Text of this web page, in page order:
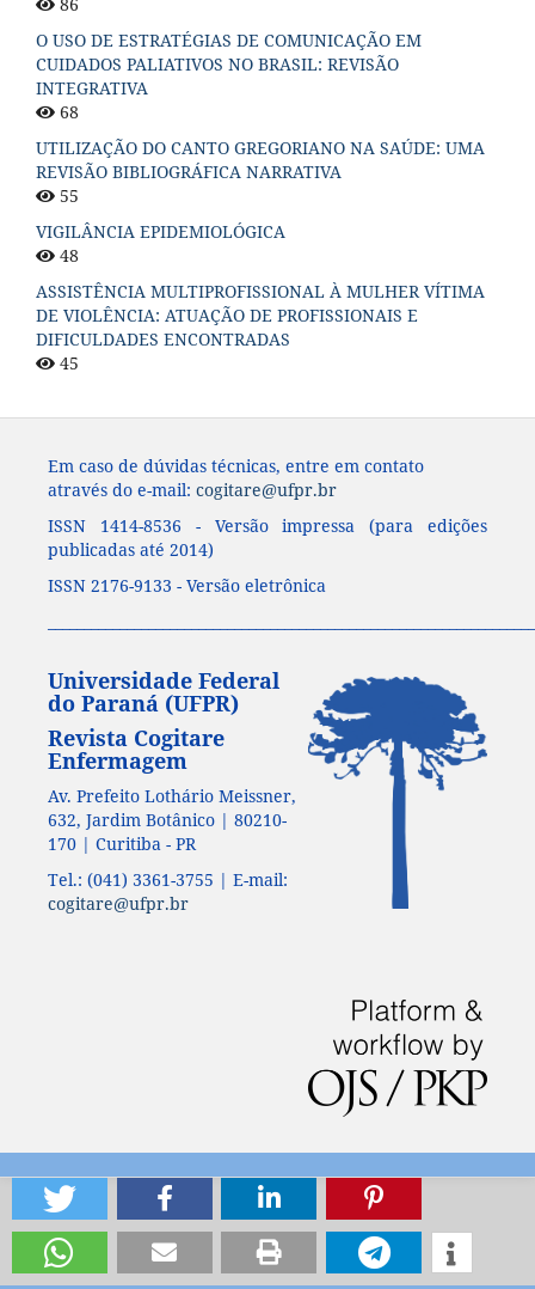
O USO DE ESTRATÉGIAS DE COMUNICAÇÃO EM
CUIDADOS PALIATIVOS NO BRASIL: REVISÃO
INTEGRATIVA
68
UTILIZAÇÃO DO CANTO GREGORIANO NA SAÚDE: UMA
REVISÃO BIBLIOGRÁFICA NARRATIVA
55
VIGILÂNCIA EPIDEMIOLÓGICA
48
ASSISTÊNCIA MULTIPROFISSIONAL À MULHER VÍTIMA
DE VIOLÊNCIA: ATUAÇÃO DE PROFISSIONAIS E
DIFICULDADES ENCONTRADAS
45
Em caso de dúvidas técnicas, entre em contato
através do e-mail: cogitare@ufpr.br
ISSN 1414-8536 - Versão impressa (para edições
publicadas até 2014)
ISSN 2176-9133 - Versão eletrônica
Universidade Federal
do Paraná (UFPR)
Revista Cogitare
Enfermagem
Av. Prefeito Lothário Meissner,
632, Jardim Botânico | 80210-
170 | Curitiba - PR
Tel.: (041) 3361-3755 | E-mail:
cogitare@ufpr.br